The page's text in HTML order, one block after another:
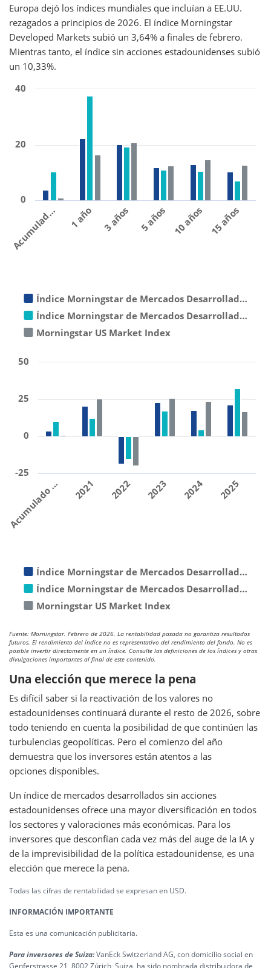
Europa dejó los índices mundiales que incluían a EE.UU.
rezagados a principios de 2026. El índice Morningstar
Developed Markets subió un 3,64% a finales de febrero.
Mientras tanto, el índice sin acciones estadounidenses subió
un 10,33%.
Índice Morningstar de Mercados Desarrollad…
Índice Morningstar de Mercados Desarrollad…
Morningstar US Market Index
Acumulad… 1 año 3 años 5 años 10 años 15 años
0
20
40
Índice Morningstar de Mercados Desarrollad…
Índice Morningstar de Mercados Desarrollad…
Morningstar US Market Index
Acumulado … 2021 2022 2023 2024 2025
0
-25
25
50
Fuente: Morningstar. Febrero de 2026. La rentabilidad pasada no garantiza resultados
futuros. El rendimiento del índice no es representativo del rendimiento del fondo. No es
posible invertir directamente en un índice. Consulte las definiciones de los índices y otras
divulgaciones importantes al final de este contenido.
Una elección que merece la pena
Es difícil saber si la reactivación de los valores no
estadounidenses continuará durante el resto de 2026, sobre
todo teniendo en cuenta la posibilidad de que continúen las
turbulencias geopolíticas. Pero el comienzo del año
demuestra que los inversores están atentos a las
opciones disponibles.
Un índice de mercados desarrollados sin acciones
estadounidenses ofrece una mayor diversificación en todos
los sectores y valoraciones más económicas. Para los
inversores que desconfían cada vez más del auge de la IA y
de la imprevisibilidad de la política estadounidense, es una
elección que merece la pena.
Todas las cifras de rentabilidad se expresan en USD.
INFORMACIÓN IMPORTANTE
Esta es una comunicación publicitaria.
Para inversores de Suiza:VanEck Switzerland AG, con domicilio social en
Genferstrasse 21, 8002 Zúrich, Suiza, ha sido nombrada distribuidora de